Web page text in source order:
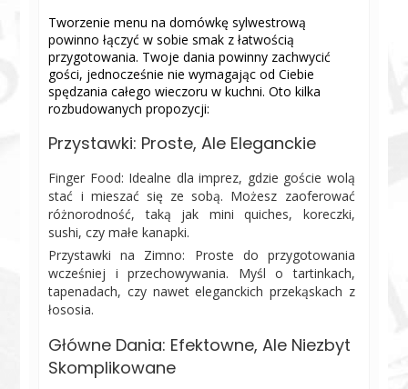
Tworzenie menu na domówkę sylwestrową
powinno łączyć w sobie smak z łatwością
przygotowania. Twoje dania powinny zachwycić
gości, jednocześnie nie wymagając od Ciebie
spędzania całego wieczoru w kuchni. Oto kilka
rozbudowanych propozycji:
Przystawki: Proste, Ale Eleganckie
Finger Food: Idealne dla imprez, gdzie goście wolą
stać i mieszać się ze sobą. Możesz zaoferować
różnorodność, taką jak mini quiches, koreczki,
sushi, czy małe kanapki.
Przystawki na Zimno: Proste do przygotowania
wcześniej i przechowywania. Myśl o tartinkach,
tapenadach, czy nawet eleganckich przekąskach z
łososia.
Główne Dania: Efektowne, Ale Niezbyt
Skomplikowane